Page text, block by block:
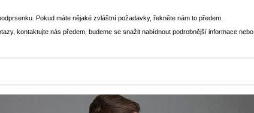
Pokud máte nějaké zvláštní požadavky, řekněte nám to předem.
kontaktujte nás předem, budeme se snažit nabídnout podrobnější informace nebo